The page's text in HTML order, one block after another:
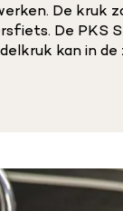
De kruk
De PKS
kan in